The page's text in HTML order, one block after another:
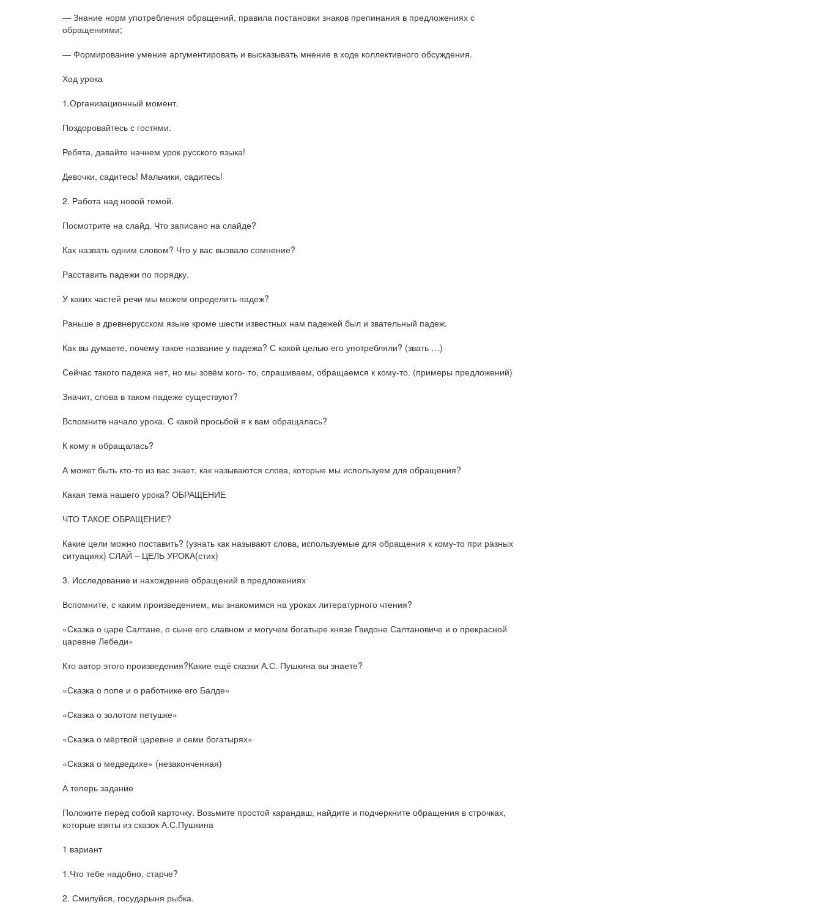
— Знание норм употребления обращений, правила постановки знаков препинания в предложениях с
обращениями;
— Формирование умение аргументировать и высказывать мнение в ходе коллективного обсуждения.
Ход урока
1.Организационный момент.
Поздоровайтесь с гостями.
Ребята, давайте начнем урок русского языка!
Девочки, садитесь! Мальчики, садитесь!
2. Работа над новой темой.
Посмотрите на слайд. Что записано на слайде?
Как назвать одним словом? Что у вас вызвало сомнение?
Расставить падежи по порядку.
У каких частей речи мы можем определить падеж?
Раньше в древнерусском языке кроме шести известных нам падежей был и звательный падеж.
Как вы думаете, почему такое название у падежа? С какой целью его употребляли? (звать …)
Сейчас такого падежа нет, но мы зовём кого- то, спрашиваем, обращаемся к кому-то. (примеры предложений)
Значит, слова в таком падеже существуют?
Вспомните начало урока. С какой просьбой я к вам обращалась?
К кому я обращалась?
А может быть кто-то из вас знает, как называются слова, которые мы используем для обращения?
Какая тема нашего урока? ОБРАЩЕНИЕ
ЧТО ТАКОЕ ОБРАЩЕНИЕ?
Какие цели можно поставить? (узнать как называют слова, используемые для обращения к кому-то при разных
ситуациях) СЛАЙ – ЦЕЛЬ УРОКА(стих)
3. Исследование и нахождение обращений в предложениях
Вспомните, с каким произведением, мы знакомимся на уроках литературного чтения?
«Сказка о царе Салтане, о сыне его славном и могучем богатыре князе Гвидоне Салтановиче и о прекрасной
царевне Лебеди»
Кто автор этого произведения?Какие ещё сказки А.С. Пушкина вы знаете?
«Сказка о попе и о работнике его Балде»
«Сказка о золотом петушке»
«Сказка о мёртвой царевне и семи богатырях»
«Сказка о медведихе» (незаконченная)
А теперь задание
Положите перед собой карточку. Возьмите простой карандаш, найдите и подчеркните обращения в строчках,
которые взяты из сказок А.С.Пушкина
1 вариант
1.Что тебе надобно, старче?
2. Смилуйся, государыня рыбка.